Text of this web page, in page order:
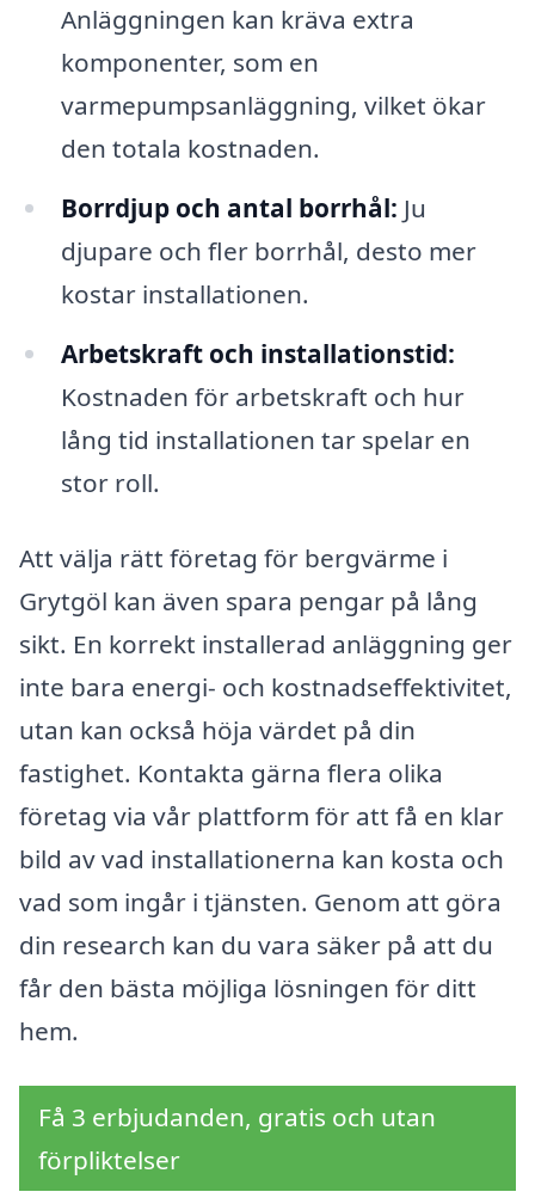
Anläggningen kan kräva extra
komponenter, som en
varmepumpsanläggning, vilket ökar
den totala kostnaden.
Borrdjup och antal borrhål: Ju
djupare och fler borrhål, desto mer
kostar installationen.
Arbetskraft och installationstid:
Kostnaden för arbetskraft och hur
lång tid installationen tar spelar en
stor roll.
Att välja rätt företag för bergvärme i
Grytgöl kan även spara pengar på lång
sikt. En korrekt installerad anläggning ger
inte bara energi- och kostnadseffektivitet,
utan kan också höja värdet på din
fastighet. Kontakta gärna flera olika
företag via vår plattform för att få en klar
bild av vad installationerna kan kosta och
vad som ingår i tjänsten. Genom att göra
din research kan du vara säker på att du
får den bästa möjliga lösningen för ditt
hem.
Få 3 erbjudanden, gratis och utan
förpliktelser